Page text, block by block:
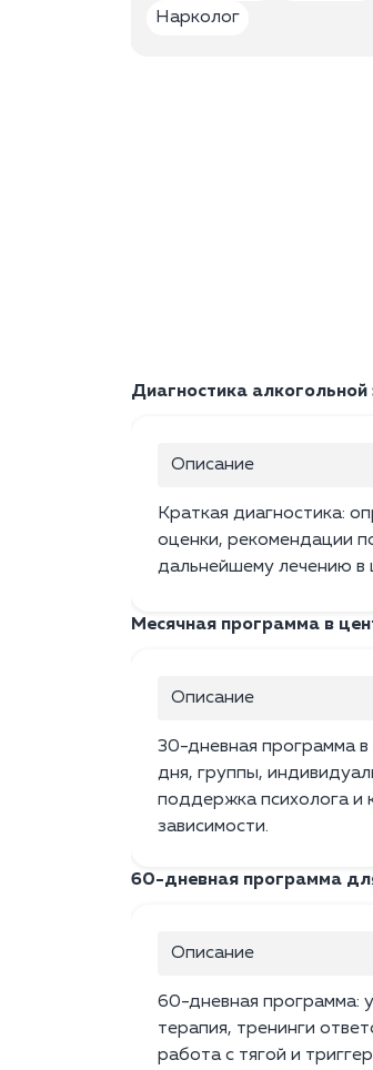
Нарколог
Диагностика алкогольной
Описание
Краткая диагностика:
оценки, рекомендации
дальнейшему лечению в
Месячная программа в
Описание
30-дневная программа
дня, группы,
поддержка психолога и
зависимости.
60-дневная программа
Описание
60-дневная программа:
терапия, тренинги
работа с тягой и